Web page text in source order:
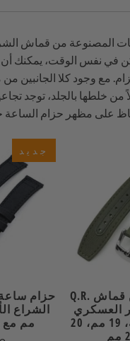
المصنوعة من قماش
في نفس الوقت، يمكنك
مع وجود كلا الجانبين
من خلطها بالجلد، توجد
جديد
مم مع
Q.R. سوار ساعة من قماش
العسكري
مع بطانة جلدية، 19 مم، 20